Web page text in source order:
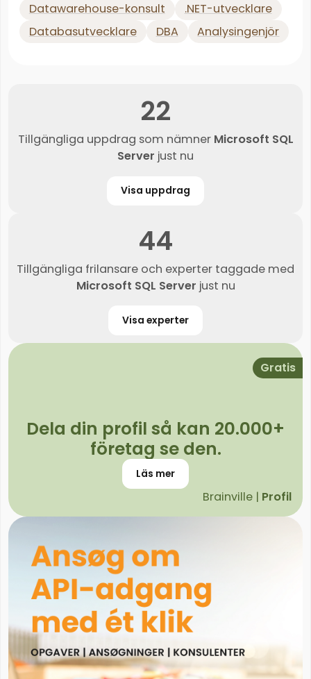
Datawarehouse-konsult
.NET-utvecklare
Databasutvecklare
DBA Analysingenjör
22
Tillgängliga uppdrag som nämner Microsoft SQL
Server just nu
Visa uppdrag
44
Tillgängliga frilansare och experter taggade med
Microsoft SQL Server just nu
Visa experter
Gratis
Dela din profil så kan 20.000+
företag se den.
Läs mer
Brainville | Profil